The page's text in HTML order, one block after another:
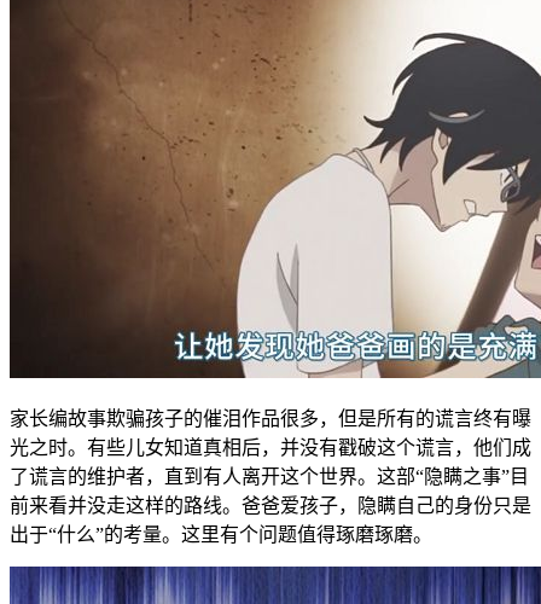
家长编故事欺骗孩子的催泪作品很多，但是所有的谎言终有曝
光之时。有些儿女知道真相后，并没有戳破这个谎言，他们成
了谎言的维护者，直到有人离开这个世界。这部“隐瞒之事”目
前来看并没走这样的路线。爸爸爱孩子，隐瞒自己的身份只是
出于“什么”的考量。这里有个问题值得琢磨琢磨。